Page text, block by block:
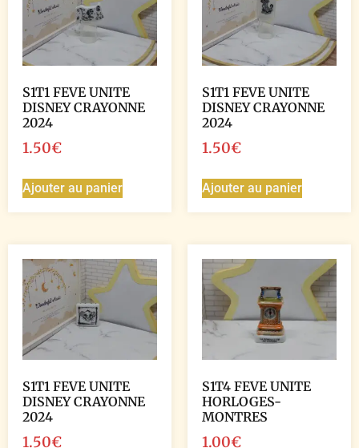
S1T1 FEVE UNITE
DISNEY CRAYONNE
2024
1.50€
Ajouter au panier
S1T1 FEVE UNITE
DISNEY CRAYONNE
2024
1.50€
Ajouter au panier
S1T1 FEVE UNITE
DISNEY CRAYONNE
2024
1.50€
S1T4 FEVE UNITE
HORLOGES-
MONTRES
1.00€